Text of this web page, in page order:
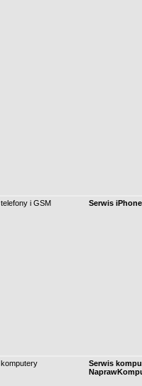
telefony i GSM Serwis
komputery
Serwis